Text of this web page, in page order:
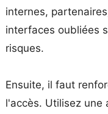
internes,
interfaces oubliées
risques.
Ensuite, il faut
l'accès. Utilisez